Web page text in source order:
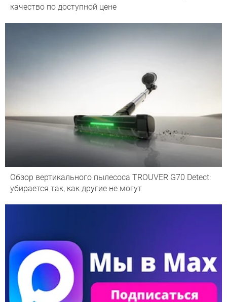
качество по доступной цене
Обзор вертикального пылесоса TROUVER G70 Detect:
убирается так, как другие не могут